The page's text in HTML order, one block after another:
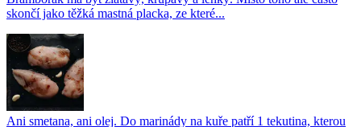
skončí jako těžká mastná placka, ze které...
Ani smetana, ani olej. Do marinády na kuře patří 1 tekutina, kterou